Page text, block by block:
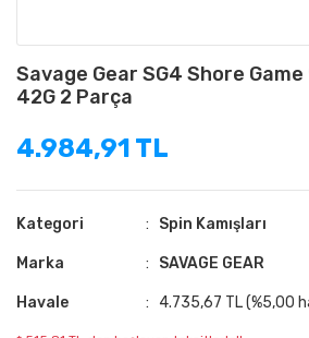
Savage Gear SG4 Shore
42G 2 Parça
4.984,91 TL
Kategori Spin Kamışları
Marka SAVAGE GEAR
Havale 4.735,67 TL (%5,00